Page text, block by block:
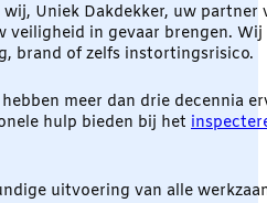
Uniek Dakdekker, uw
veiligheid in gevaar brengen.
brand of zelfs instortingsrisico.
meer dan drie decennia
hulp bieden bij het
uitvoering van alle